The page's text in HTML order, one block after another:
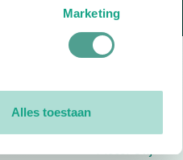
Marketing
Alles toestaan
10.0
Pieter Olij